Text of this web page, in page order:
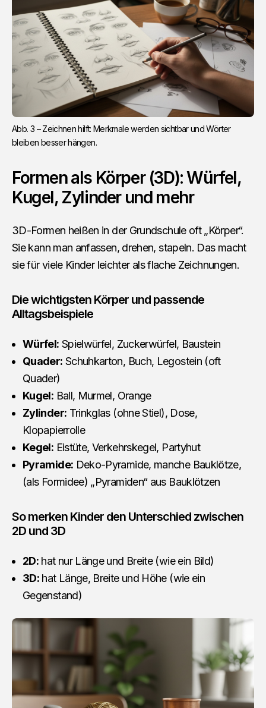
Abb. 3 – Zeichnen hilft: Merkmale werden sichtbar und Wörter
bleiben besser hängen.
Formen als Körper (3D): Würfel,
Kugel, Zylinder und mehr
3D-Formen heißen in der Grundschule oft „Körper“.
Sie kann man anfassen, drehen, stapeln. Das macht
sie für viele Kinder leichter als flache Zeichnungen.
Die wichtigsten Körper und passende
Alltagsbeispiele
Würfel: Spielwürfel, Zuckerwürfel, Baustein
Quader: Schuhkarton, Buch, Legostein (oft
Quader)
Kugel: Ball, Murmel, Orange
Zylinder: Trinkglas (ohne Stiel), Dose,
Klopapierrolle
Kegel: Eistüte, Verkehrskegel, Partyhut
Pyramide: Deko-Pyramide, manche Bauklötze,
(als Formidee) „Pyramiden“ aus Bauklötzen
So merken Kinder den Unterschied zwischen
2D und 3D
2D: hat nur Länge und Breite (wie ein Bild)
3D: hat Länge, Breite und Höhe (wie ein
Gegenstand)